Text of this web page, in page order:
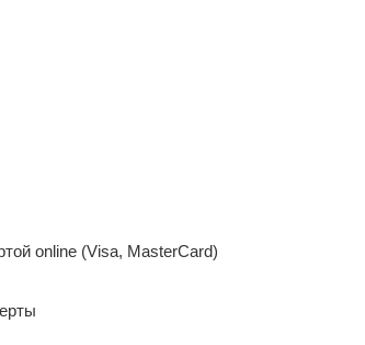
online (Visa, MasterCard)